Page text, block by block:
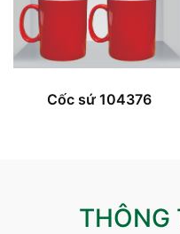
Cốc sứ 104376
THÔNG